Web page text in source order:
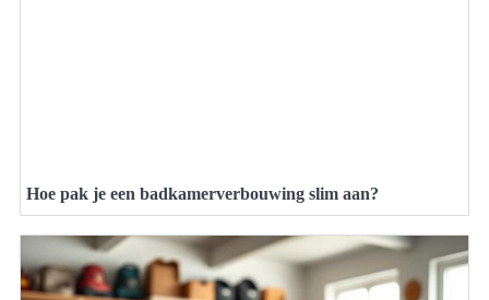
Hoe pak je een badkamerverbouwing slim aan?